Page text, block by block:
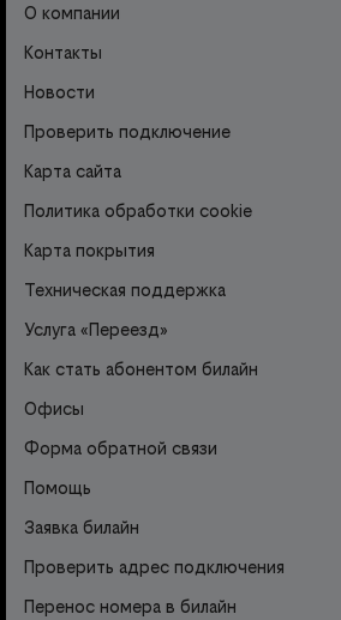
О компании
Контакты
Новости
Проверить подключение
Карта сайта
Политика обработки cookie
Карта покрытия
Техническая поддержка
Услуга «Переезд»
Как стать абонентом билайн
Офисы
Форма обратной связи
Помощь
Заявка билайн
Проверить адрес подключения
Перенос номера в билайн